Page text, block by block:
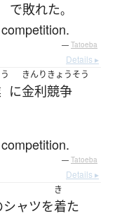
で敗れた。
— Tatoeba
Details ▸
に
きんり
金利
きょうそう
競争
— Tatoeba
Details ▸
シャツを
き
着た